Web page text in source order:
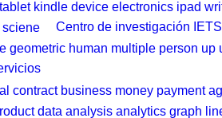
Centro de investigación IETS